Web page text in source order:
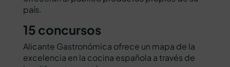
país.
15 concursos
Alicante Gastronómica ofrece un mapa de la
excelencia en la cocina española a través de